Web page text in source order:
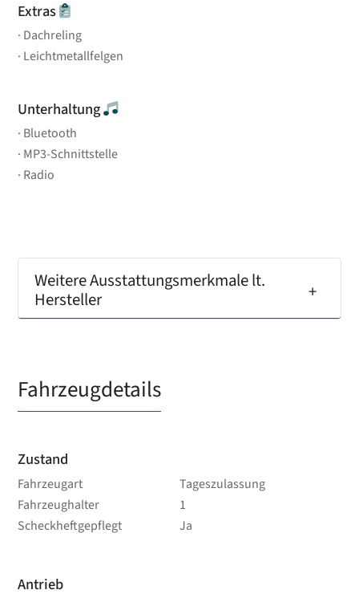
Extras
Dachreling
Leichtmetallfelgen
Unterhaltung
Bluetooth
MP3-Schnittstelle
Radio
Weitere Ausstattungsmerkmale lt.
Hersteller
Fahrzeugdetails
Zustand
Fahrzeugart
Tageszulassung
Fahrzeughalter
1
Scheckheftgepflegt
Ja
Antrieb